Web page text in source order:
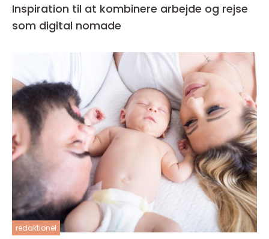
Inspiration til at kombinere arbejde og rejse
som digital nomade
redaktionel